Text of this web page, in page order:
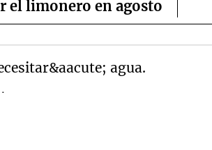
el limonero en agosto